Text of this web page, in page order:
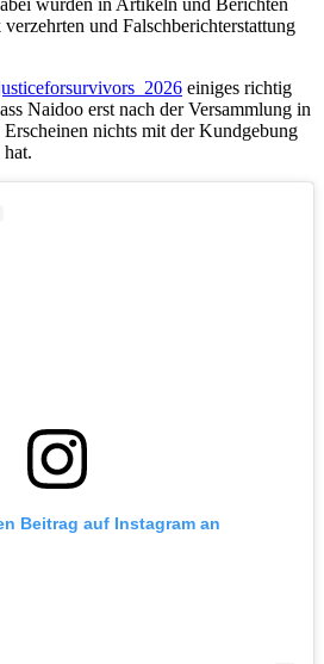
und Falschberichterstattung
einiges richtig
Naidoo erst nach der Versammlung in
nichts mit der Kundgebung
Beitrag auf Instagram an